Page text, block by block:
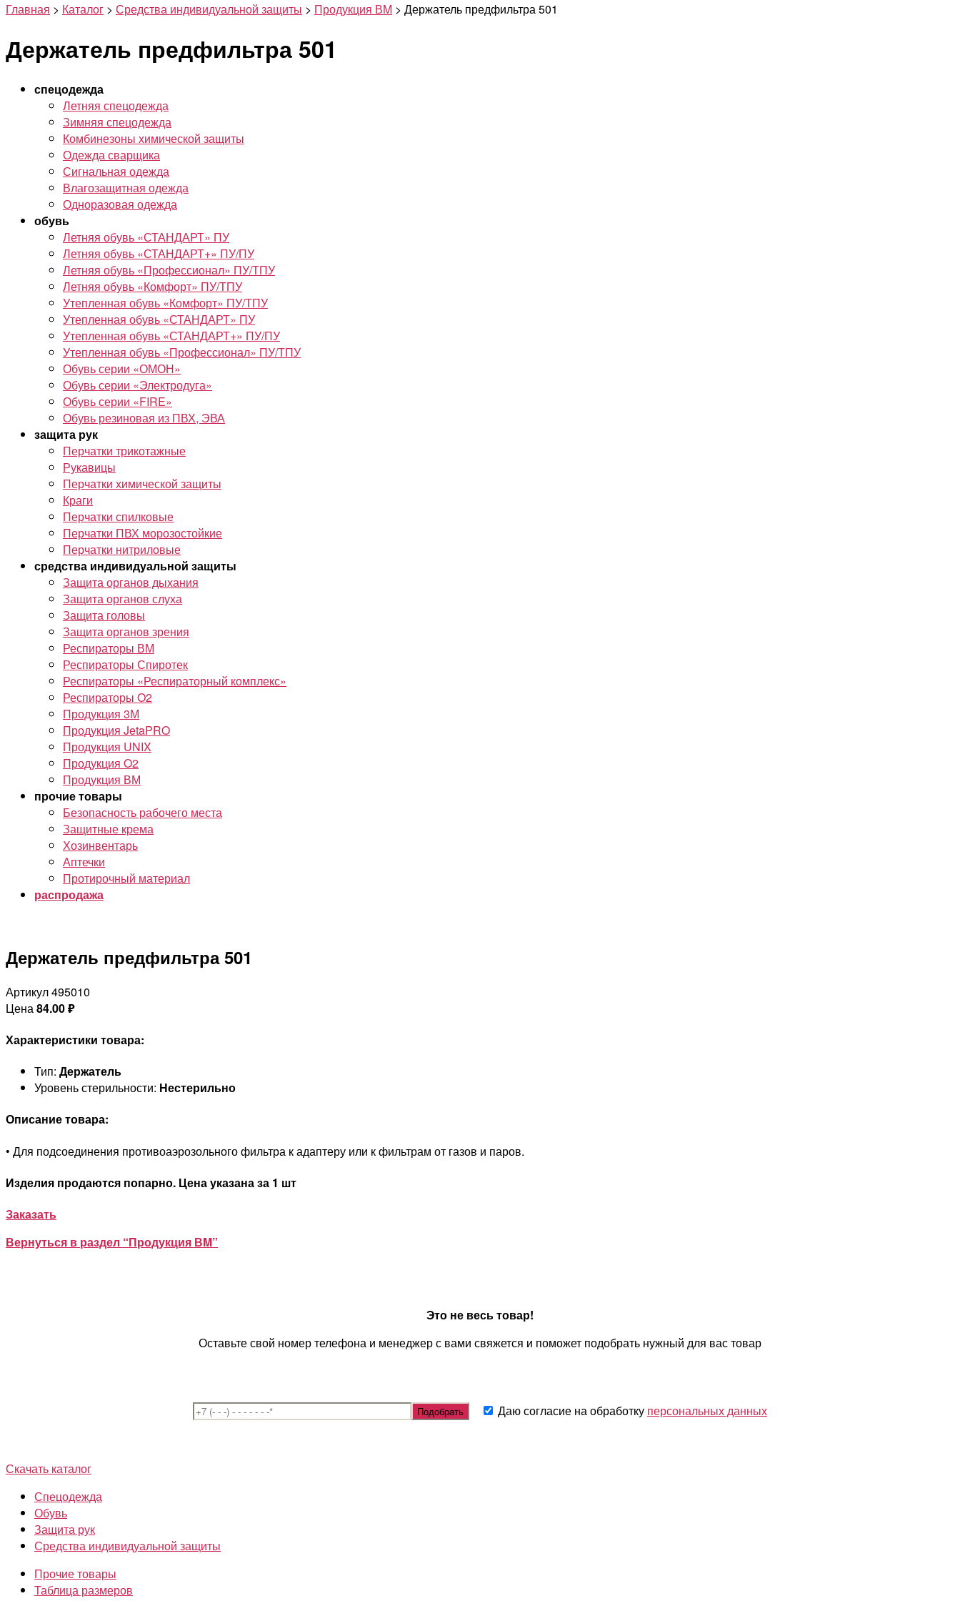
Главная > Каталог > Средства индивидуальной защиты > Продукция ВM > Держатель предфильтра 501
Держатель предфильтра 501
спецодежда
Летняя спецодежда
Зимняя спецодежда
Комбинезоны химической защиты
Одежда сварщика
Сигнальная одежда
Влагозащитная одежда
Одноразовая одежда
обувь
Летняя обувь «СТАНДАРТ» ПУ
Летняя обувь «СТАНДАРТ+» ПУ/ПУ
Летняя обувь «Профессионал» ПУ/ТПУ
Летняя обувь «Комфорт» ПУ/ТПУ
Утепленная обувь «Комфорт» ПУ/ТПУ
Утепленная обувь «СТАНДАРТ» ПУ
Утепленная обувь «СТАНДАРТ+» ПУ/ПУ
Утепленная обувь «Профессионал» ПУ/ТПУ
Обувь серии «ОМОН»
Обувь серии «Электродуга»
Обувь серии «FIRE»
Обувь резиновая из ПВХ, ЭВА
защита рук
Перчатки трикотажные
Рукавицы
Перчатки химической защиты
Краги
Перчатки спилковые
Перчатки ПВХ морозостойкие
Перчатки нитриловые
средства индивидуальной защиты
Защита органов дыхания
Защита органов слуха
Защита головы
Защита органов зрения
Респираторы ВМ
Респираторы Спиротек
Респираторы «Респираторный комплекс»
Респираторы O2
Продукция 3М
Продукция JetaPRO
Продукция UNIX
Продукция O2
Продукция ВМ
прочие товары
Безопасность рабочего места
Защитные крема
Хозинвентарь
Аптечки
Протирочный материал
распродажа
Держатель предфильтра 501
Артикул 495010
Цена84.00₽
Характеристики товара:
Тип: Держатель
Уровень стерильности: Нестерильно
Описание товара:
• Для подсоединения противоаэрозольного фильтра к адаптеру или к фильтрам от газов и паров.
Изделия продаются попарно. Цена указана за 1 шт
Заказать
Вернуться в раздел “Продукция ВM”
Это не весь товар!
Оставьте свой номер телефона и менеджер с вами свяжется и поможет подобрать нужный для вас товар
Даю согласие на обработку персональных данных
Скачать каталог
Спецодежда
Обувь
Защита рук
Средства индивидуальной защиты
Прочие товары
Таблица размеров